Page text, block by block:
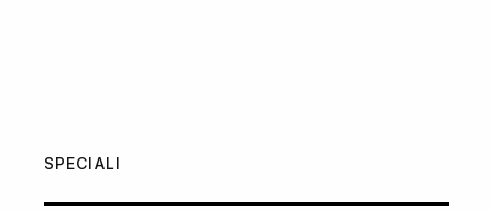
SPECIALI